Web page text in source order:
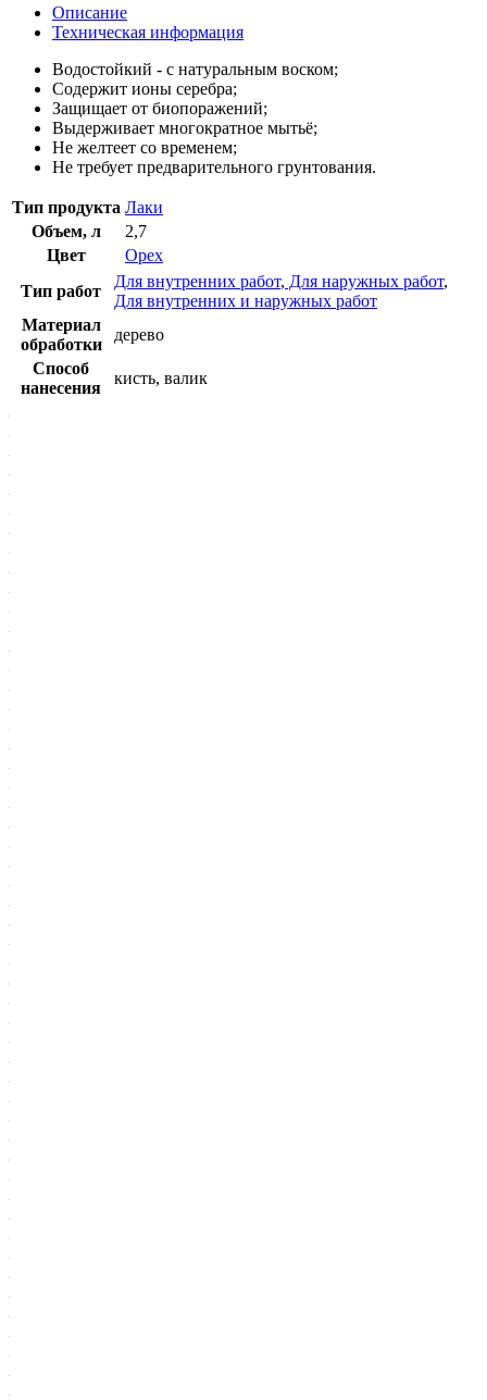
Описание
Техническая информация
Водостойкий - с натуральным воском;
Содержит ионы серебра;
Защищает от биопоражений;
Выдерживает многократное мытьё;
Не желтеет со временем;
Не требует предварительного грунтования.
Тип продукта Лаки
Объем, л
2,7
Цвет
Орех
Тип работ
Для внутренних работ, Для наружных работ,
Для внутренних и наружных работ
Материал
обработки
дерево
Способ
нанесения
кисть, валик